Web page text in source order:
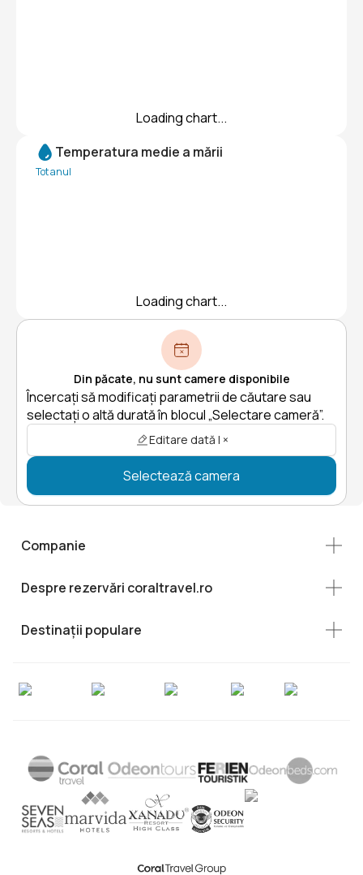
Loading chart...
Temperatura medie a mării
Tot anul
Loading chart...
Din păcate, nu sunt camere disponibile
Încercați să modificați parametrii de căutare sau
selectați o altă durată în blocul „Selectare cameră”.
Editare dată | ×
Selectează camera
Companie
Despre rezervări coraltravel.ro
Destinații populare